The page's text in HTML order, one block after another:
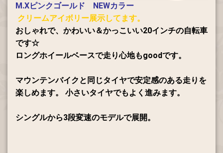
M.Xピンクゴールド NEWカラー
クリームアイボリー展示してます。
おしゃれで、かわいい＆かっこいい20インチの自転車
です☆
ロングホイールベースで走り心地もgoodです。
マウンテンバイクと同じタイヤで安定感のある走りを
楽しめます。 小さいタイヤでもよく進みます。
シングルから3段変速のモデルで展開。